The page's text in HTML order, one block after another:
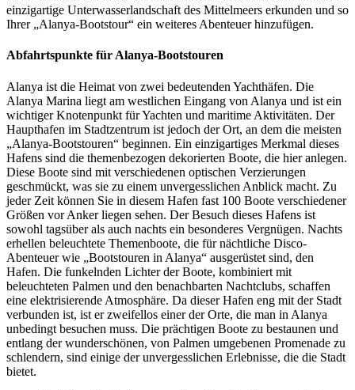
einzigartige Unterwasserlandschaft des Mittelmeers erkunden und so
Ihrer „Alanya-Bootstour“ ein weiteres Abenteuer hinzufügen.
Abfahrtspunkte für Alanya-Bootstouren
Alanya ist die Heimat von zwei bedeutenden Yachthäfen. Die
Alanya Marina liegt am westlichen Eingang von Alanya und ist ein
wichtiger Knotenpunkt für Yachten und maritime Aktivitäten. Der
Haupthafen im Stadtzentrum ist jedoch der Ort, an dem die meisten
„Alanya-Bootstouren“ beginnen. Ein einzigartiges Merkmal dieses
Hafens sind die themenbezogen dekorierten Boote, die hier anlegen.
Diese Boote sind mit verschiedenen optischen Verzierungen
geschmückt, was sie zu einem unvergesslichen Anblick macht. Zu
jeder Zeit können Sie in diesem Hafen fast 100 Boote verschiedener
Größen vor Anker liegen sehen. Der Besuch dieses Hafens ist
sowohl tagsüber als auch nachts ein besonderes Vergnügen. Nachts
erhellen beleuchtete Themenboote, die für nächtliche Disco-
Abenteuer wie „Bootstouren in Alanya“ ausgerüstet sind, den
Hafen. Die funkelnden Lichter der Boote, kombiniert mit
beleuchteten Palmen und den benachbarten Nachtclubs, schaffen
eine elektrisierende Atmosphäre. Da dieser Hafen eng mit der Stadt
verbunden ist, ist er zweifellos einer der Orte, die man in Alanya
unbedingt besuchen muss. Die prächtigen Boote zu bestaunen und
entlang der wunderschönen, von Palmen umgebenen Promenade zu
schlendern, sind einige der unvergesslichen Erlebnisse, die die Stadt
bietet.